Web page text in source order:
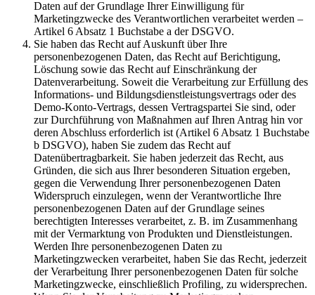
Daten auf der Grundlage Ihrer Einwilligung für
Marketingzwecke des Verantwortlichen verarbeitet werden –
Artikel 6 Absatz 1 Buchstabe a der DSGVO.
Sie haben das Recht auf Auskunft über Ihre
personenbezogenen Daten, das Recht auf Berichtigung,
Löschung sowie das Recht auf Einschränkung der
Datenverarbeitung. Soweit die Verarbeitung zur Erfüllung des
Informations- und Bildungsdienstleistungsvertrags oder des
Demo-Konto-Vertrags, dessen Vertragspartei Sie sind, oder
zur Durchführung von Maßnahmen auf Ihren Antrag hin vor
deren Abschluss erforderlich ist (Artikel 6 Absatz 1 Buchstabe
b DSGVO), haben Sie zudem das Recht auf
Datenübertragbarkeit. Sie haben jederzeit das Recht, aus
Gründen, die sich aus Ihrer besonderen Situation ergeben,
gegen die Verwendung Ihrer personenbezogenen Daten
Widerspruch einzulegen, wenn der Verantwortliche Ihre
personenbezogenen Daten auf der Grundlage seines
berechtigten Interesses verarbeitet, z. B. im Zusammenhang
mit der Vermarktung von Produkten und Dienstleistungen.
Werden Ihre personenbezogenen Daten zu
Marketingzwecken verarbeitet, haben Sie das Recht, jederzeit
der Verarbeitung Ihrer personenbezogenen Daten für solche
Marketingzwecke, einschließlich Profiling, zu widersprechen.